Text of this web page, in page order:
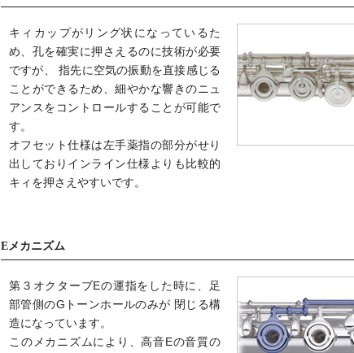
キィカップがリング状になっているた
め、孔を確実に押さえるのに技術が必要
ですが、 指先に空気の振動を直接感じる
ことができるため、細やかな響きのニュ
アンスをコントロールすることが可能で
す。
オフセット仕様は左手薬指の部分がせり
出しておりインライン仕様よりも比較的
キィを押さえやすいです。
Eメカニズム
第３オクターブEの運指をした時に、足
部管側のGトーンホールのみが 閉じる構
造になっています。
このメカニズムにより、高音Eの音質の